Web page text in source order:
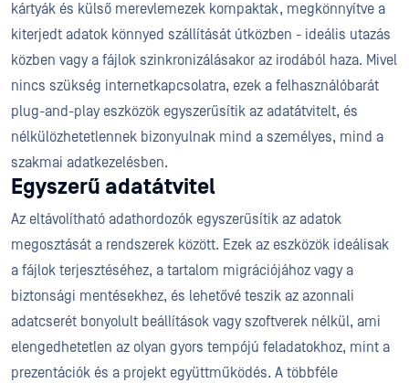
kártyák és külső merevlemezek kompaktak, megkönnyítve a
kiterjedt adatok könnyed szállítását útközben - ideális utazás
közben vagy a fájlok szinkronizálásakor az irodából haza. Mivel
nincs szükség internetkapcsolatra, ezek a felhasználóbarát
plug-and-play eszközök egyszerűsítik az adatátvitelt, és
nélkülözhetetlennek bizonyulnak mind a személyes, mind a
szakmai adatkezelésben.
Egyszerű adatátvitel
Az eltávolítható adathordozók egyszerűsítik az adatok
megosztását a rendszerek között. Ezek az eszközök ideálisak
a fájlok terjesztéséhez, a tartalom migrációjához vagy a
biztonsági mentésekhez, és lehetővé teszik az azonnali
adatcserét bonyolult beállítások vagy szoftverek nélkül, ami
elengedhetetlen az olyan gyors tempójú feladatokhoz, mint a
prezentációk és a projekt együttműködés. A többféle